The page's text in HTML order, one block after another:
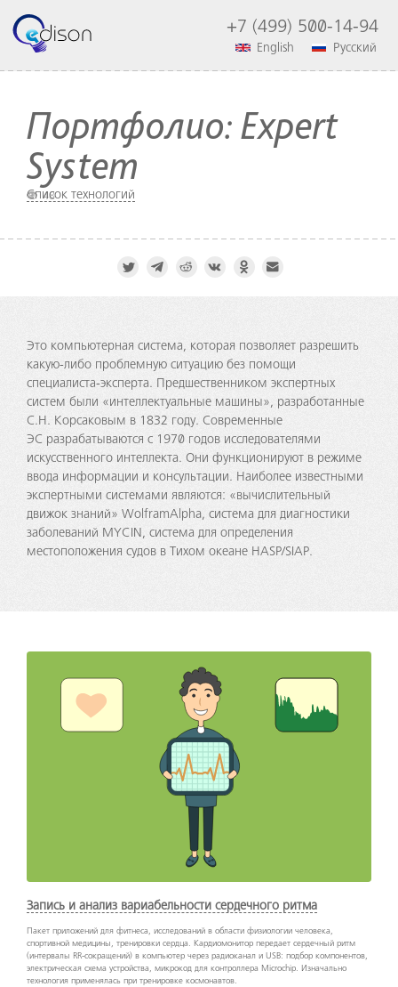
+7 (499) 500-14-94
English Русский
Портфолио: Expert
System
48
Список технологий
Это компьютерная система, которая позволяет разрешить
какую-либо проблемную ситуацию без помощи
специалиста-эксперта. Предшественником экспертных
систем были «интеллектуальные машины», разработанные
С.Н. Корсаковым в 1832 году. Современные
ЭС разрабатываются с 1970 годов исследователями
искусственного интеллекта. Они функционируют в режиме
ввода информации и консультации. Наиболее известными
экспертными системами являются: «вычислительный
движок знаний» WolframAlpha, система для диагностики
заболеваний MYCIN, система для определения
местоположения судов в Тихом океане HASP/SIAP.
Запись и анализ вариабельности сердечного ритма
Пакет приложений для фитнеса, исследований в области физиологии человека,
спортивной медицины, тренировки сердца. Кардиомонитор передает сердечный ритм
(интервалы RR-сокращений) в компьютер через радиоканал и USB: подбор компонентов,
электрическая схема устройства, микрокод для контроллера Microchip. Изначально
технология применялась при тренировке космонавтов.